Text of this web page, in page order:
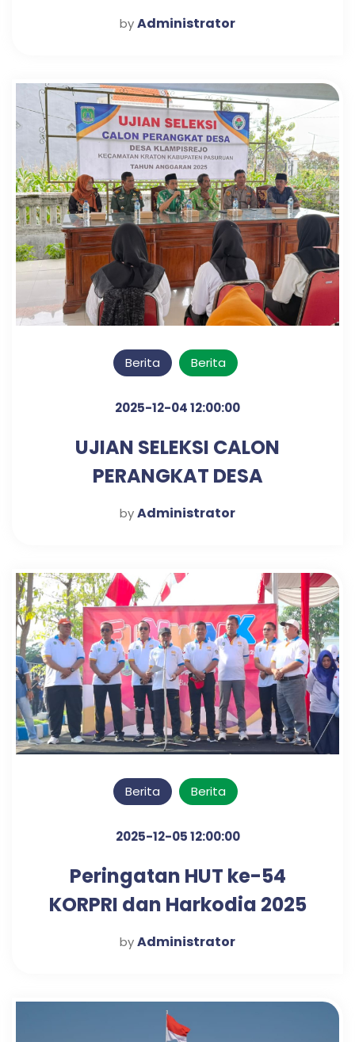
byAdministrator
Berita Berita
2025-12-04 12:00:00
UJIAN SELEKSI CALON
PERANGKAT DESA
KLAMPISREJO
byAdministrator
Berita Berita
2025-12-05 12:00:00
Peringatan HUT ke-54
KORPRI dan Harkodia 2025
Kabupaten Pasuruan
byAdministrator